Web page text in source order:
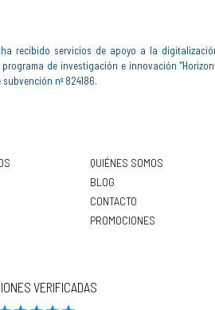
ha recibido servicios de apoyo a la
de investigación e innovación
nº 824186.
QUIÉNES SOMOS
BLOG
CONTACTO
PROMOCIONES
VERIFICADAS